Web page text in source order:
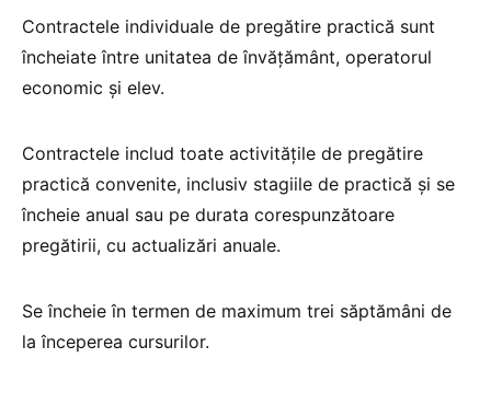
Contractele individuale de pregătire practică sunt
încheiate între unitatea de învățământ, operatorul
economic și elev.
Contractele includ toate activitățile de pregătire
practică convenite, inclusiv stagiile de practică și se
încheie anual sau pe durata corespunzătoare
pregătirii, cu actualizări anuale.
Se încheie în termen de maximum trei săptămâni de
la începerea cursurilor.